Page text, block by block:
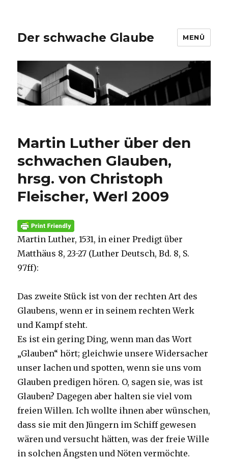
Der schwache Glaube MENÜ
Martin Luther über den
schwachen Glauben,
hrsg. von Christoph
Fleischer, Werl 2009
Martin Luther, 1531, in einer Predigt über
Matthäus 8, 23-27 (Luther Deutsch, Bd. 8, S.
97ff):
Das zweite Stück ist von der rechten Art des
Glaubens, wenn er in seinem rechten Werk
und Kampf steht.
Es ist ein gering Ding, wenn man das Wort
„Glauben“ hört; gleichwie unsere Widersacher
unser lachen und spotten, wenn sie uns vom
Glauben predigen hören. O, sagen sie, was ist
Glauben? Dagegen aber halten sie viel vom
freien Willen. Ich wollte ihnen aber wünschen,
dass sie mit den Jüngern im Schiff gewesen
wären und versucht hätten, was der freie Wille
in solchen Ängsten und Nöten vermöchte.